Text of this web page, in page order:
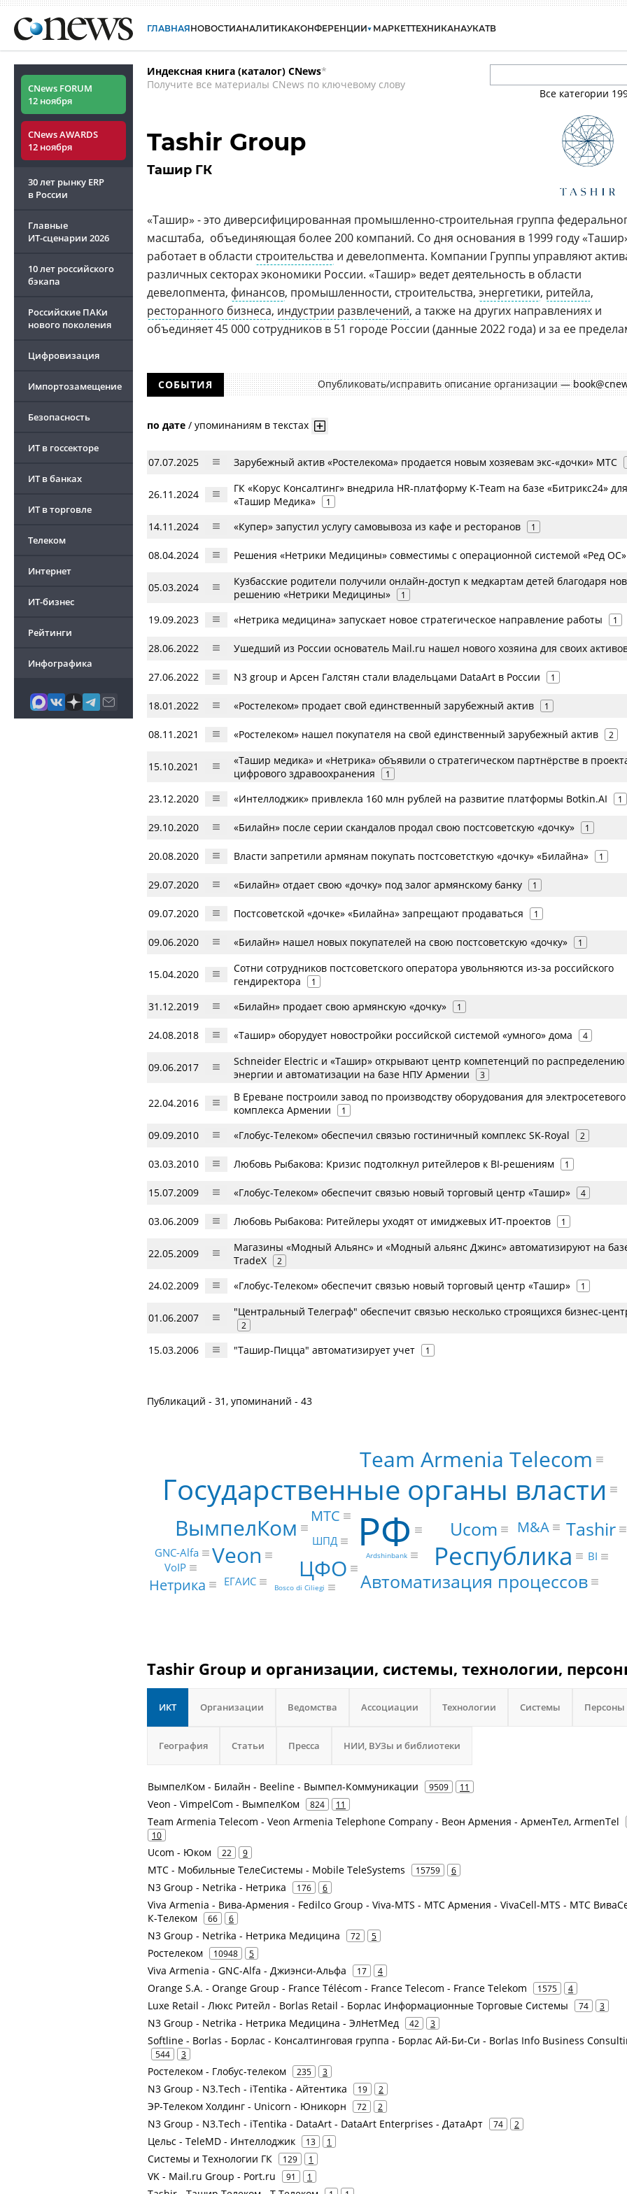
ГЛАВНАЯНОВОСТИАНАЛИТИКАКОНФЕРЕНЦИИ МАРКЕТТЕХНИКАНАУКАТВ
CNews FORUM
12 ноября
CNews AWARDS
12 ноября
30 лет рынку ERP
в России
Главные
ИТ-сценарии 2026
10 лет российского
бэкапа
Российские ПАКи
нового поколения
Цифровизация
Импортозамещение
Безопасность
ИТ в госсекторе
ИТ в банках
ИТ в торговле
Телеком
Интернет
ИТ-бизнес
Рейтинги
Инфографика
Индексная книга (каталог) CNews*
Получите все материалы CNews по ключевому слову
Все категории
Tashir Group
Ташир ГК
«Ташир» - это диверсифицированная промышленно-строительная группа
масштаба, объединяющая более 200 компаний. Со дня основания в 1999 году
работает в области строительства и девелопмента. Компании Группы управляют
различных секторах экономики России. «Ташир» ведет деятельность в области
девелопмента, финансов, промышленности, строительства, энергетики, ритейла,
ресторанного бизнеса, индустрии развлечений, а также на других направлениях и
объединяет 45 000 сотрудников в 51 городе России (данные 2022 года) и за ее
СОБЫТИЯ Опубликовать/исправить описание организации —
по дате / упоминаниям в текстах
07.07.2025 Зарубежный актив «Ростелекома» продается новым хозяевам экс-«дочки» МТС
26.11.2024
ГК «Корус Консалтинг» внедрила HR-платформу K-Team на базе «Битрикс24»
«Ташир Медика»
1
14.11.2024 «Купер» запустил услугу самовывоза из кафе и ресторанов 1
08.04.2024 Решения «Нетрики Медицины» совместимы с операционной системой «Ред ОС»
05.03.2024
Кузбасские родители получили онлайн-доступ к медкартам детей благодаря
решению «Нетрики Медицины»
1
19.09.2023 «Нетрика медицина» запускает новое стратегическое направление работы 1
28.06.2022 Ушедший из России основатель Mail.ru нашел нового хозяина для своих
27.06.2022 N3 group и Арсен Галстян стали владельцами DataArt в России 1
18.01.2022 «Ростелеком» продает свой единственный зарубежный актив 1
08.11.2021 «Ростелеком» нашел покупателя на свой единственный зарубежный актив 2
15.10.2021
«Ташир медика» и «Нетрика» объявили о стратегическом партнёрстве в
цифрового здравоохранения
1
23.12.2020 «Интеллоджик» привлекла 160 млн рублей на развитие платформы Botkin.AI 1
29.10.2020 «Билайн» после серии скандалов продал свою постсоветскую «дочку» 1
20.08.2020 Власти запретили армянам покупать постсоветсткую «дочку» «Билайна» 1
29.07.2020 «Билайн» отдает свою «дочку» под залог армянскому банку 1
09.07.2020 Постсоветской «дочке» «Билайна» запрещают продаваться 1
09.06.2020 «Билайн» нашел новых покупателей на свою постсоветскую «дочку» 1
15.04.2020
Сотни сотрудников постсоветского оператора увольняются из-за российского
гендиректора
1
31.12.2019 «Билайн» продает свою армянскую «дочку» 1
24.08.2018 «Ташир» оборудует новостройки российской системой «умного» дома 4
09.06.2017
Schneider Electric и «Ташир» открывают центр компетенций по распределению
энергии и автоматизации на базе НПУ Армении
3
22.04.2016
В Ереване построили завод по производству оборудования для электросетевого
комплекса Армении
1
09.09.2010 «Глобус-Телеком» обеспечил связью гостиничный комплекс SK-Royal 2
03.03.2010 Любовь Рыбакова: Кризис подтолкнул ритейлеров к BI-решениям 1
15.07.2009 «Глобус-Телеком» обеспечит связью новый торговый центр «Ташир» 4
03.06.2009 Любовь Рыбакова: Ритейлеры уходят от имиджевых ИТ-проектов 1
22.05.2009
Магазины «Модный Альянс» и «Модный альянс Джинс» автоматизируют на
TradeX
2
24.02.2009 «Глобус-Телеком» обеспечит связью новый торговый центр «Ташир» 1
01.06.2007 "Центральный Телеграф" обеспечит связью несколько строящихся бизнес-
2
15.03.2006 "Ташир-Пицца" автоматизирует учет 1
Публикаций - 31, упоминаний - 43
РФ
Государственные органы власти
Республика
ВымпелКом
Veon
Team Armenia Telecom
ЦФО
Ucom Tashir
Автоматизация процессов
МТС
Нетрика
M&A
GNC-Alfa
ШПД
BI
VoIP
ЕГАИС
Ardshinbank
Bosco di Ciliegi
Tashir Group и организации, системы, технологии,
ИКТ Организации Ведомства Ассоциации Технологии Системы Персоны
География Статьи Пресса НИИ, ВУЗы и библиотеки
ВымпелКом - Билайн - Beeline - Вымпел-Коммуникации 9509 11
Veon - VimpelCom - ВымпелКом 824 11
Team Armenia Telecom - Veon Armenia Telephone Company - Веон Армения - АрменТел, ArmenTel
10
Ucom - Юком 22 9
МТС - Мобильные ТелеСистемы - Mobile TeleSystems 15759 6
N3 Group - Netrika - Нетрика 176 6
Viva Armenia - Вива-Армения - Fedilco Group - Viva-MTS - МТС Армения - VivaCell-MTS - МТС
К-Телеком
66 6
N3 Group - Netrika - Нетрика Медицина 72 5
Ростелеком 10948 5
Viva Armenia - GNC-Alfa - Джиэнси-Альфа 17 4
Orange S.A. - Orange Group - France Télécom - France Telecom - France Telekom 1575 4
Luxe Retail - Люкс Ритейл - Borlas Retail - Борлас Информационные Торговые Системы 74 3
N3 Group - Netrika - Нетрика Медицина - ЭлНетМед 42 3
Softline - Borlas - Борлас - Консалтинговая группа - Борлас Ай-Би-Си - Borlas Info Business
544 3
Ростелеком - Глобус-телеком 235 3
N3 Group - N3.Tech - iTentika - Айтентика 19 2
ЭР-Телеком Холдинг - Unicorn - Юникорн 72 2
N3 Group - N3.Tech - iTentika - DataArt - DataArt Enterprises - ДатаАрт 74 2
Цельс - TeleMD - Интеллоджик 13 1
Системы и Технологии ГК 129 1
VK - Mail.ru Group - Port.ru 91 1